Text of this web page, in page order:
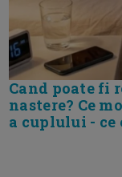
Cand poate fi
nastere? Ce
a cuplului - ce